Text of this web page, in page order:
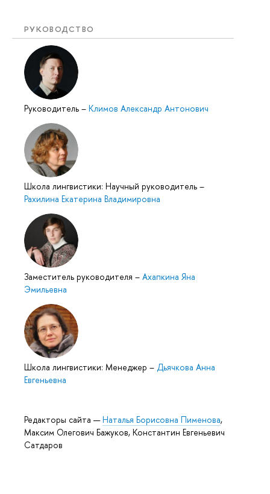
РУКОВОДСТВО
Руководитель – Климов Александр Антонович
Школа лингвистики: Научный руководитель –
Рахилина Екатерина Владимировна
Заместитель руководителя – Ахапкина Яна
Эмильевна
Школа лингвистики: Менеджер – Дьячкова Анна
Евгеньевна
Редакторы сайта —Наталья Борисовна Пименова,
Максим Олегович Бажуков, Константин Евгеньевич
Сатдаров